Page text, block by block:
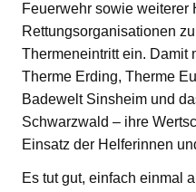
Feuerwehr sowie weiterer
Rettungsorganisationen
Thermeneintritt ein. Damit
Therme Erding, Therme
Badewelt Sinsheim und
Schwarzwald – ihre
Einsatz der Helferinnen
Es tut gut, einfach einmal